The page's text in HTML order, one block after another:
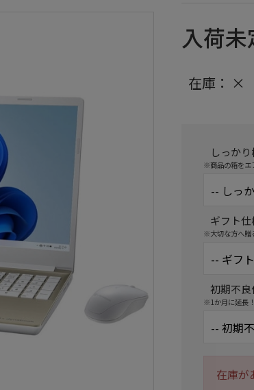
入荷未
在庫： ×
しっか
※商品の箱をエ
ギフト仕
※大切な方へ贈
初期不
※1か月に延長
在庫が